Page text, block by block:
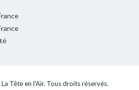
La Tête en l'Air. Tous droits réservés.